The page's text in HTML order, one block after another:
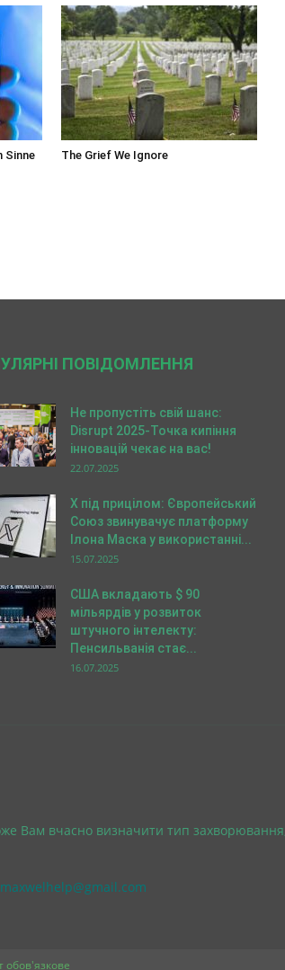
Sinne
The Grief We Ignore
ПОВІДОМЛЕННЯ
Не пропустіть свій шанс:
Disrupt 2025-Точка кипіння
інновацій чекає на вас!
22.07.2025
X під прицілом: Європейський
Союз звинувачує платформу
Ілона Маска у використанні...
15.07.2025
США вкладають $ 90
мільярдів у розвиток
штучного інтелекту:
Пенсильванія стає...
16.07.2025
Вам вчасно визначити тип
maxwelhelp@gmail.com
обов'язкове